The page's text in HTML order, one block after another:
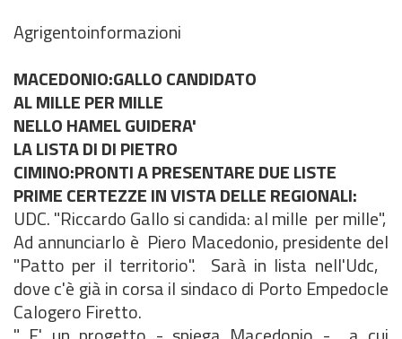
Agrigentoinformazioni
MACEDONIO:GALLO CANDIDATO
AL MILLE PER MILLE
NELLO HAMEL GUIDERA'
LA LISTA DI DI PIETRO
CIMINO:PRONTI A PRESENTARE DUE LISTE
PRIME CERTEZZE IN VISTA DELLE REGIONALI:
UDC. "Riccardo Gallo si candida: al mille per mille",
Ad annunciarlo è Piero Macedonio, presidente del
"Patto per il territorio". Sarà in lista nell'Udc,
dove c'è già in corsa il sindaco di Porto Empedocle
Calogero Firetto.